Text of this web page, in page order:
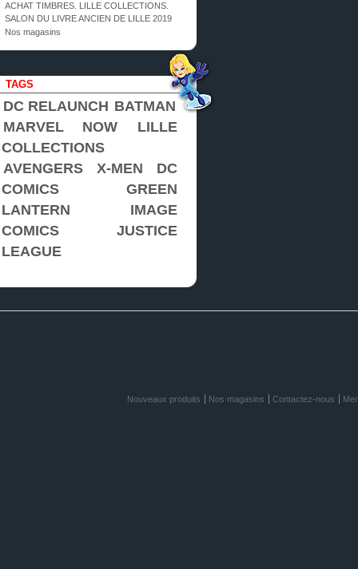
ACHAT TIMBRES. LILLE COLLECTIONS.
SALON DU LIVRE ANCIEN DE LILLE 2019
Nos magasins
TAGS
DC RELAUNCH BATMAN
MARVEL NOW
LILLE
COLLECTIONS
AVENGERS
X-MEN
DC
COMICS
GREEN
LANTERN
IMAGE
COMICS
JUSTICE
LEAGUE
Nouveaux produits Nos magasins Contactez-nous